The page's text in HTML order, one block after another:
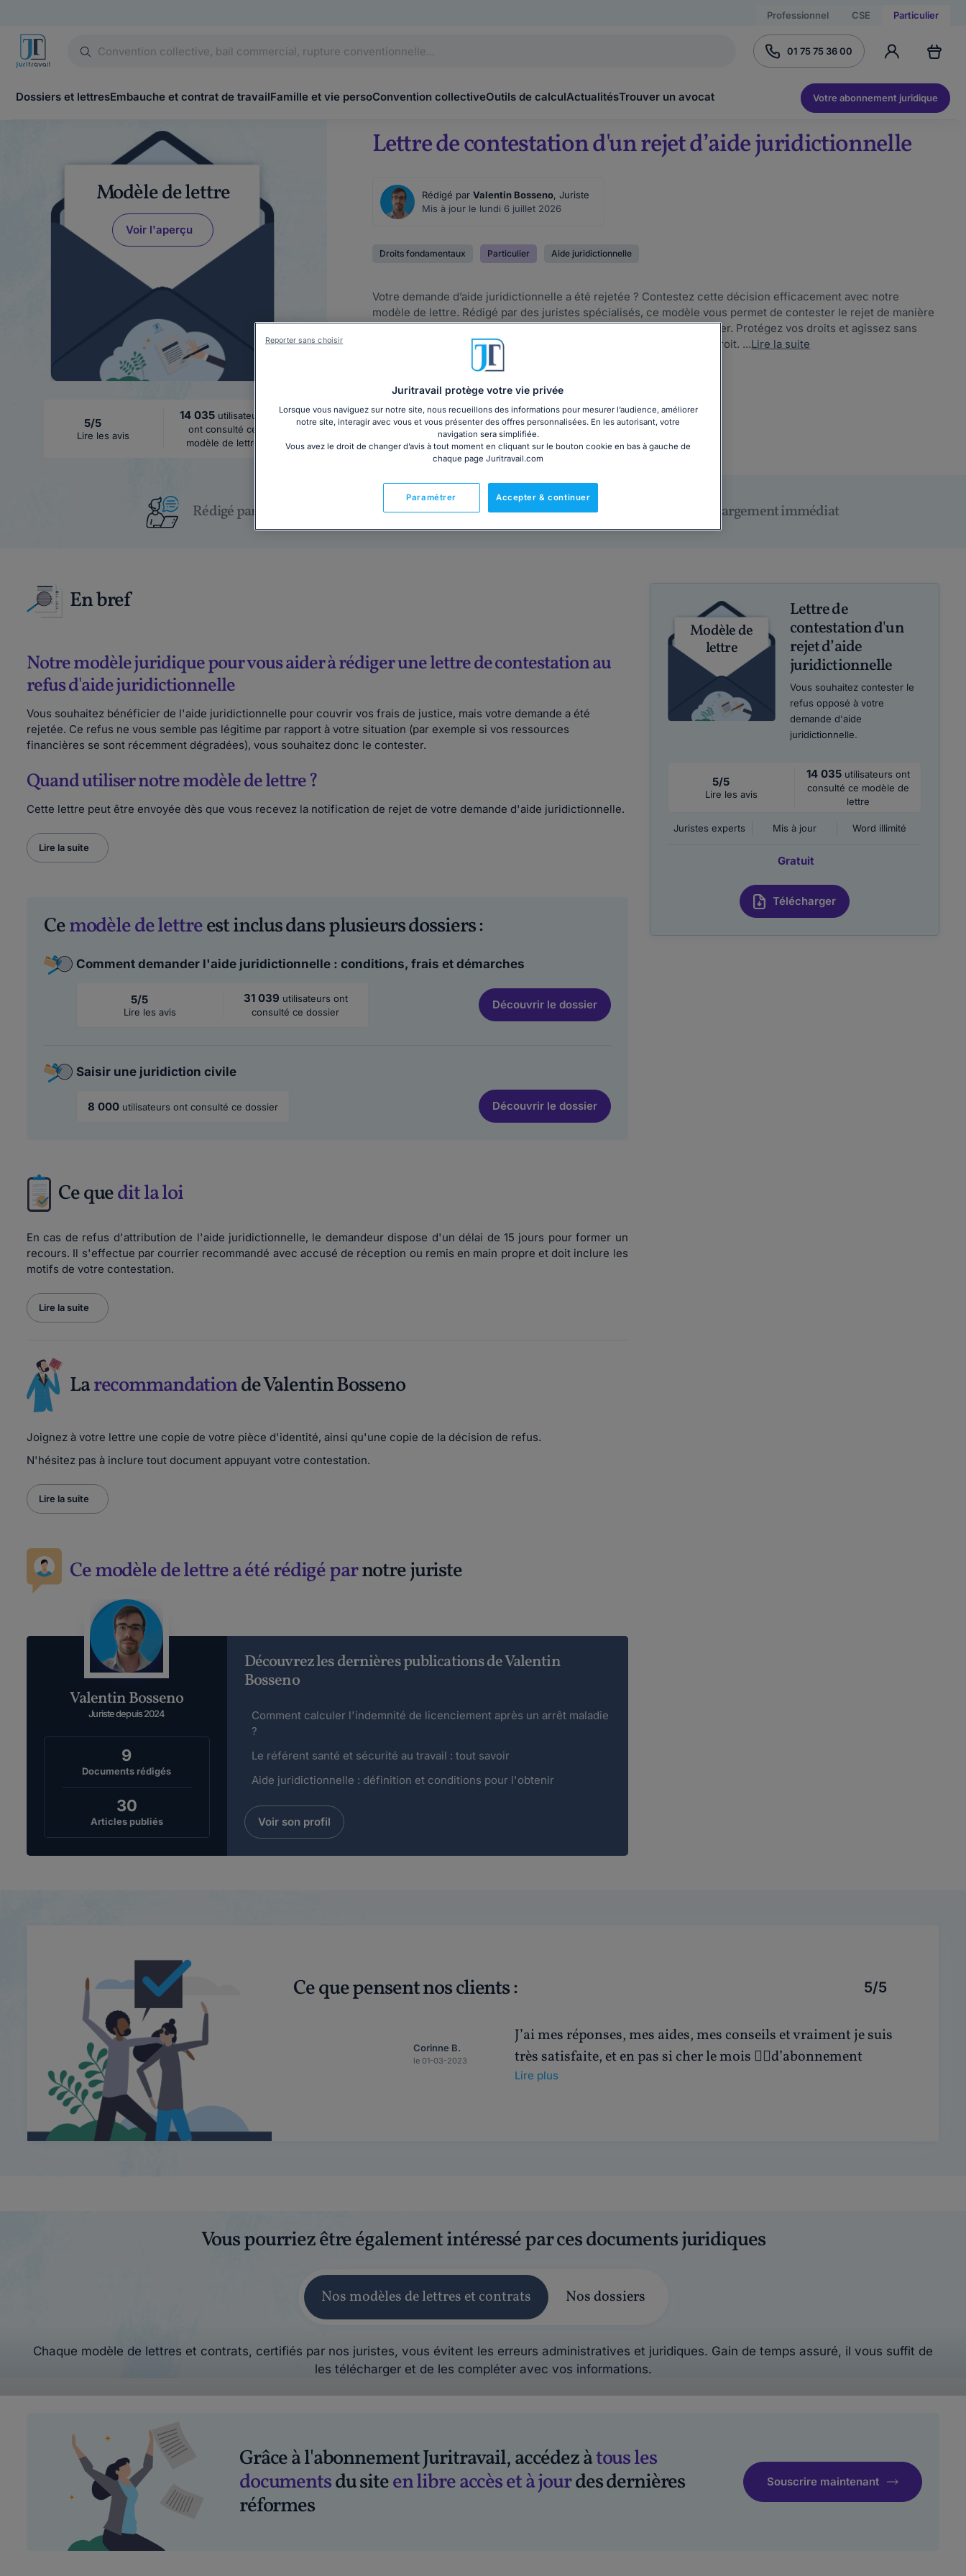
Professionnel CSE Particulier
01 75 75 36 00
Dossiers et lettresEmbauche et contrat de travailFamille et vie persoConvention collectiveOutils de calculActualitésTrouver un avocat Votre abonnement juridique
Modèle de lettre
Voir l'aperçu
5/5
Lire les avis
14 035 utilisateurs
ont consulté ce
modèle de lettre
Lettre de contestation d'un rejet d’aide juridictionnelle
Rédigé parValentin Bosseno, Juriste
Mis à jour le lundi 6 juillet 2026
Droits fondamentaux Particulier Aide juridictionnelle
Votre demande d’aide juridictionnelle a été rejetée ? Contestez cette décision efficacement avec notre
modèle de lettre. Rédigé par des juristes spécialisés, ce modèle vous permet de contester le rejet de manière
claire et structurée, pour obtenir un réexamen rapide de votre dossier. Protégez vos droits et agissez sans
délai pour bénéficier de l’aide juridictionnelle à laquelle vous avez droit. ...Lire la suite
Gratuit Télécharger
Rédigé par un juriste Prêt à l'emploi Téléchargement immédiat
En bref
Notre modèle juridique pour vous aider à rédiger une lettre de contestation au
refus d'aide juridictionnelle
Vous souhaitez bénéficier de l'aide juridictionnelle pour couvrir vos frais de justice, mais votre demande a été
rejetée. Ce refus ne vous semble pas légitime par rapport à votre situation (par exemple si vos ressources
financières se sont récemment dégradées), vous souhaitez donc le contester.
Quand utiliser notre modèle de lettre ?
Cette lettre peut être envoyée dès que vous recevez la notification de rejet de votre demande d'aide juridictionnelle.
Lire la suite
Cemodèle de lettreest inclus dans plusieurs dossiers :
Comment demander l'aide juridictionnelle : conditions, frais et démarches
5/5
Lire les avis
31 039 utilisateurs ont
consulté ce dossier
Découvrirle dossier
Saisir une juridiction civile
8 000 utilisateurs ont consulté ce dossier Découvrirle dossier
Ce quedit la loi
En cas de refus d'attribution de l'aide juridictionnelle, le demandeur dispose d'un délai de 15 jours pour former un
recours. Il s'effectue par courrier recommandé avec accusé de réception ou remis en main propre et doit inclure les
motifs de votre contestation.
Lire la suite
Larecommandationde Valentin Bosseno
Joignez à votre lettre une copie de votre pièce d'identité, ainsi qu'une copie de la décision de refus.
N'hésitez pas à inclure tout document appuyant votre contestation.
Lire la suite
Ce modèle de lettre a été rédigé parnotre juriste
Valentin Bosseno
Juriste depuis 2024
9
Documents rédigés
30
Articles publiés
Découvrez les dernières publications de Valentin
Bosseno
Comment calculer l'indemnité de licenciement après un arrêt maladie
?
Le référent santé et sécurité au travail : tout savoir
Aide juridictionnelle : définition et conditions pour l'obtenir
Voir son profil
Modèle de
lettre
Lettre de
contestation d'un
rejet d’aide
juridictionnelle
Vous souhaitez contester le
refus opposé à votre
demande d'aide
juridictionnelle.
5/5
Lire les avis
14 035 utilisateurs ont
consulté ce modèle de
lettre
Juristes experts Mis à jour Word illimité
Gratuit
Télécharger
Ce que pensent nos clients : 5/5
Corinne B.
le 01-03-2023
J’ai mes réponses, mes aides, mes conseils et vraiment je suis
très satisfaite, et en pas si cher le mois 👍🏽d’abonnement
Lire plus
Vous pourriez être également intéressé par ces documents juridiques
Nos modèles de lettres et contrats Nos dossiers
Chaque modèle de lettres et contrats, certifiés par nos juristes, vous évitent les erreurs administratives et juridiques. Gain de temps assuré, il vous suffit de
les télécharger et de les compléter avec vos informations.
Grâce à l'abonnement Juritravail, accédez àtous les
documentsdu siteen libre accès et à jourdes dernières
réformes
Souscrire maintenant
Juritravail protège votre vie privée
Lorsque vous naviguez sur notre site, nous recueillons des informations pour mesurer l’audience, améliorer
notre site, interagir avec vous et vous présenter des offres personnalisées. En les autorisant, votre
navigation sera simplifiée.
Vous avez le droit de changer d’avis à tout moment en cliquant sur le bouton cookie en bas à gauche de
chaque page Juritravail.com
Accepter & continuer
Paramétrer
Reporter sans choisir